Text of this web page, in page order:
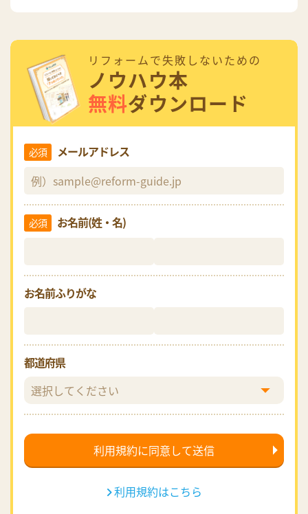
リフォームで失敗しないための
ノウハウ本
無料ダウンロード
必須 メールアドレス
必須 お名前(姓・名)
お名前ふりがな
都道府県
利用規約はこちら